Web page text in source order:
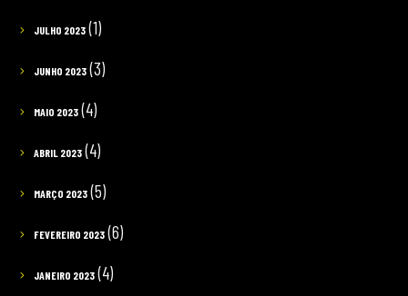
JULHO 2023(1)
JUNHO 2023(3)
MAIO 2023(4)
ABRIL 2023(4)
MARÇO 2023(5)
FEVEREIRO 2023(6)
JANEIRO 2023(4)